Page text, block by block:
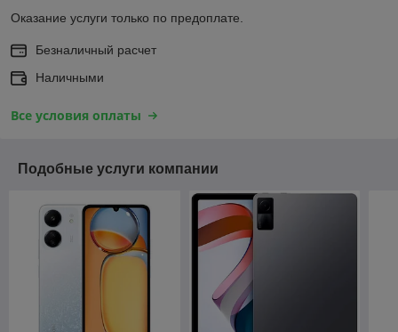
Оказание услуги только по предоплате.
Безналичный расчет
Наличными
Все условия оплаты
Подобные услуги компании